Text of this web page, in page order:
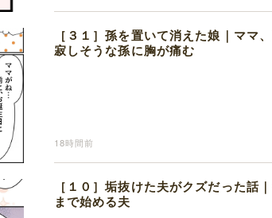
［３１］孫を置いて消えた娘｜ママ
寂しそうな孫に胸が痛む
18時間前
［１０］垢抜けた夫がクズだった話
まで始める夫